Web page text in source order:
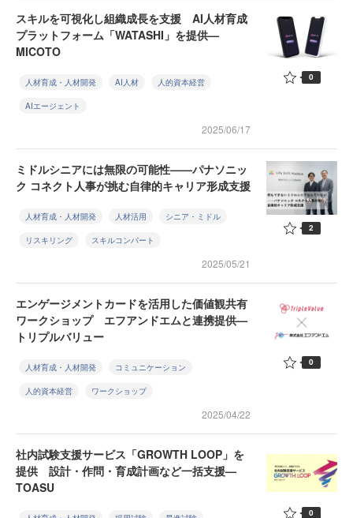
スキルを可視化し組織成長を支援 AI人材育成
プラットフォーム「WATASHI」を提供—
MICOTO
人材育成・人材開発 AI人材 人的資本経営
AIエージェント
2025/06/17
0
ミドルシニアには無限の可能性——パナソニッ
ク コネクト人事が挑む自律的キャリア形成支援
人材育成・人材開発 人材活用 シニア・ミドル
リスキリング スキルコンバート
2025/05/21
2
エンゲージメントカードを活用した価値観共有
ワークショップ エフアンドエムと連携提供—
トリプルバリュー
人材育成・人材開発 コミュニケーション
人的資本経営 ワークショップ
2025/04/22
0
社内試験支援サービス「GROWTH LOOP」を
提供 設計・作問・育成計画など一括支援—
TOASU
0